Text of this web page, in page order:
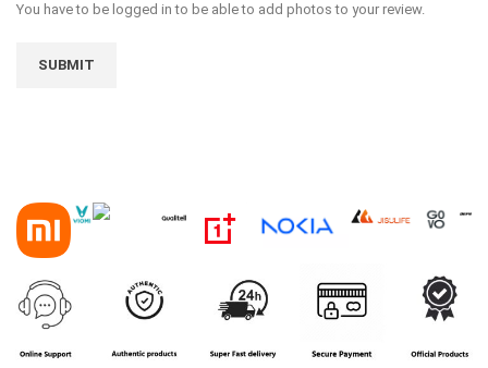
You have to be logged in to be able to add photos to your review.